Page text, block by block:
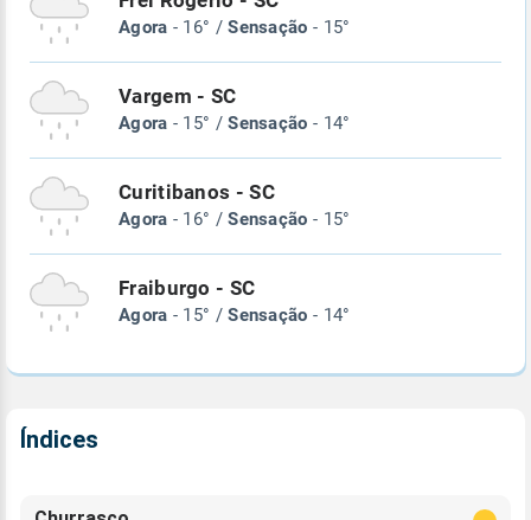
Agora - 16° /Sensação - 15°
Vargem - SC
Agora - 15° /Sensação - 14°
Curitibanos - SC
Agora - 16° /Sensação - 15°
Fraiburgo - SC
Agora - 15° /Sensação - 14°
Índices